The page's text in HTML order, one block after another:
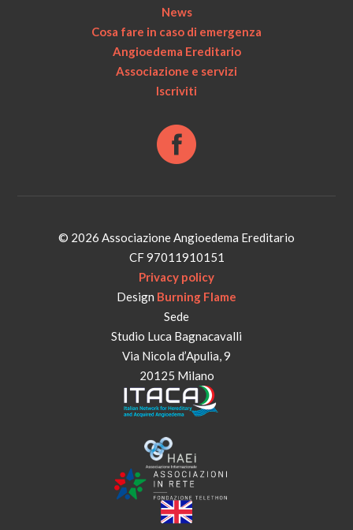
News
Cosa fare in caso di emergenza
Angioedema Ereditario
Associazione e servizi
Iscriviti
© 2026 Associazione Angioedema Ereditario
CF 97011910151
Privacy policy
Design Burning Flame
Sede
Studio Luca Bagnacavalli
Via Nicola d’Apulia, 9
20125 Milano